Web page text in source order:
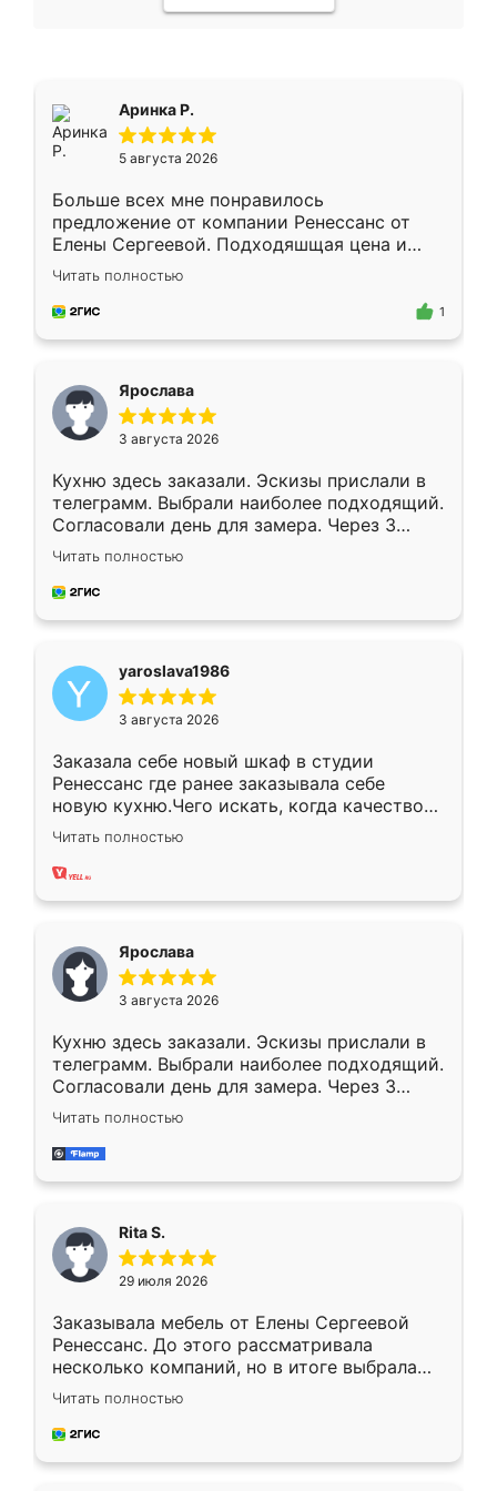
Аринка Р.
5 августа 2026
Больше всех мне понравилось
предложение от компании Ренессанс от
Елены Сергеевой. Подходяшщая цена и
короткие сроки изготовления. Приехавший
для замера сотрудник Владислав
предложил по моему эскизу самый
Читать полностью
1
Ярослава
3 августа 2026
Кухню здесь заказали. Эскизы прислали в
телеграмм. Выбрали наиболее подходящий.
Согласовали день для замера. Через 3
недели кухня была уже готова. Остались
довольны работой. Спасибо Ренессанс
мебель за качественную работу!
Читать полностью
yaroslava1986
3 августа 2026
Заказала себе новый шкаф в студии
Ренессанс где ранее заказывала себе
новую кухню.Чего искать, когда качеством
вполне довольна. Служит кухня уже почти
два года, нареканий нет.
Читать полностью
Ярослава
3 августа 2026
Кухню здесь заказали. Эскизы прислали в
телеграмм. Выбрали наиболее подходящий.
Согласовали день для замера. Через 3
недели кухня была уже готова. Остались
довольны работой. Спасибо Ренессанс
мебель за качественную работу!
Читать полностью
Rita S.
29 июля 2026
Заказывала мебель от Елены Сергеевой
Ренессанс. До этого рассматривала
несколько компаний, но в итоге выбрала
эту. Сначала обговорили условия, потом
приехал замерщик, всё спокойно объяснил
и снял размеры. Изготовили в срок, с
Читать полностью